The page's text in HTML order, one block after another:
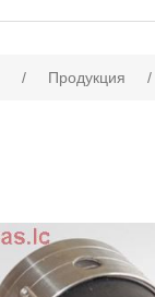
/ Продукция /